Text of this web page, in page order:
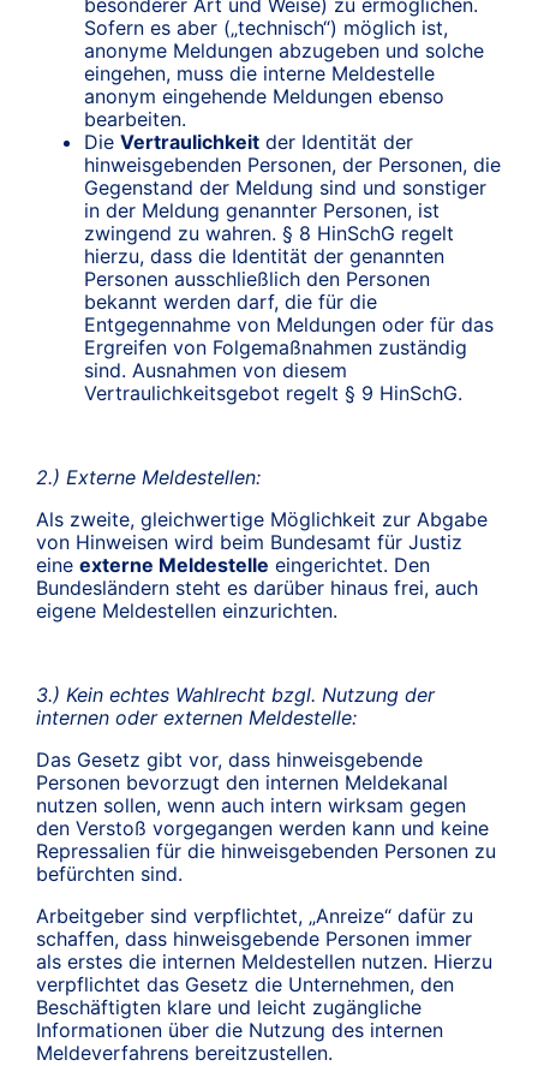
besonderer Art und Weise) zu ermöglichen.
Sofern es aber („technisch“) möglich ist,
anonyme Meldungen abzugeben und solche
eingehen, muss die interne Meldestelle
anonym eingehende Meldungen ebenso
bearbeiten.
Die Vertraulichkeit der Identität der
hinweisgebenden Personen, der Personen, die
Gegenstand der Meldung sind und sonstiger
in der Meldung genannter Personen, ist
zwingend zu wahren. § 8 HinSchG regelt
hierzu, dass die Identität der genannten
Personen ausschließlich den Personen
bekannt werden darf, die für die
Entgegennahme von Meldungen oder für das
Ergreifen von Folgemaßnahmen zuständig
sind. Ausnahmen von diesem
Vertraulichkeitsgebot regelt § 9 HinSchG.
2.) Externe Meldestellen:
Als zweite, gleichwertige Möglichkeit zur Abgabe
von Hinweisen wird beim Bundesamt für Justiz
eine externe Meldestelle eingerichtet. Den
Bundesländern steht es darüber hinaus frei, auch
eigene Meldestellen einzurichten.
3.) Kein echtes Wahlrecht bzgl. Nutzung der
internen oder externen Meldestelle:
Das Gesetz gibt vor, dass hinweisgebende
Personen bevorzugt den internen Meldekanal
nutzen sollen, wenn auch intern wirksam gegen
den Verstoß vorgegangen werden kann und keine
Repressalien für die hinweisgebenden Personen zu
befürchten sind.
Arbeitgeber sind verpflichtet, „Anreize“ dafür zu
schaffen, dass hinweisgebende Personen immer
als erstes die internen Meldestellen nutzen. Hierzu
verpflichtet das Gesetz die Unternehmen, den
Beschäftigten klare und leicht zugängliche
Informationen über die Nutzung des internen
Meldeverfahrens bereitzustellen.